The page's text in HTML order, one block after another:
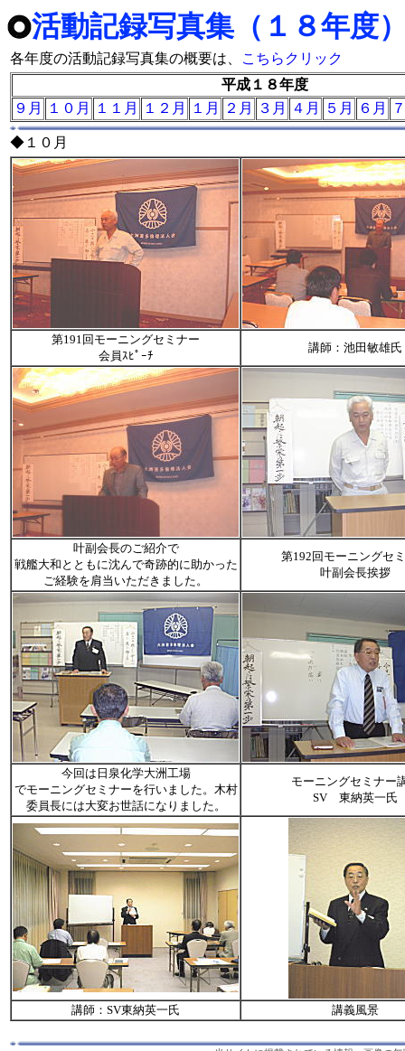
活動記録写真集（１８年度
各年度の活動記録写真集の概要は、
こちらクリック
平成１８年度
９月
１０月 １１月 １２月 １月 ２月 ３月 ４月 ５月 ６月
◆１０月
第191回モーニングセミナー
会員ｽﾋﾟｰﾁ
講師：池田敏雄氏
叶副会長のご紹介で
戦艦大和とともに沈んで奇跡的に助かった
ご経験を肩当いただきました。
第192回モーニングセ
叶副会長挨拶
今回は日泉化学大洲工場
でモーニングセミナーを行いました。木村
委員長には大変お世話になりました。
モーニングセミナー
SV 東納英一氏
講師：SV東納英一氏 講義風景